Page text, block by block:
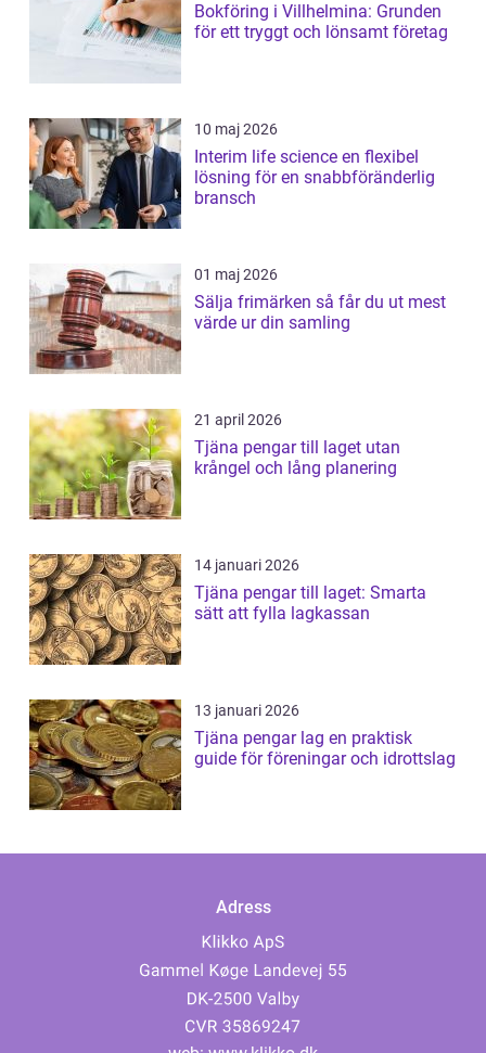
Bokföring i Villhelmina: Grunden
för ett tryggt och lönsamt företag
10 maj 2026
Interim life science en flexibel
lösning för en snabbföränderlig
bransch
01 maj 2026
Sälja frimärken så får du ut mest
värde ur din samling
21 april 2026
Tjäna pengar till laget utan
krångel och lång planering
14 januari 2026
Tjäna pengar till laget: Smarta
sätt att fylla lagkassan
13 januari 2026
Tjäna pengar lag en praktisk
guide för föreningar och idrottslag
Adress